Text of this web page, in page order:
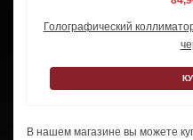
Голографический
В нашем магазине вы можете